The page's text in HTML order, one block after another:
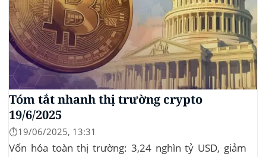
Tóm tắt nhanh thị trường crypto
19/6/2025
⏱️19/06/2025, 13:31
Vốn hóa toàn thị trường: 3,24 nghìn tỷ USD, giảm